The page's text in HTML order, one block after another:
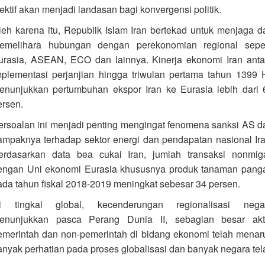
akan menjadi landasan bagi konvergensi politik.
karena itu, Republik Islam Iran bertekad untuk menjaga
hubungan dengan perekonomian regional
ASEAN, ECO dan lainnya. Kinerja ekonomi Iran
perjanjian hingga triwulan pertama tahun 1399
pertumbuhan ekspor Iran ke Eurasia lebih dari
ini menjadi penting mengingat fenomena sanksi AS
terhadap sektor energi dan pendapatan nasional
data bea cukai Iran, jumlah transaksi
Uni ekonomi Eurasia khususnya produk tanaman
tahun fiskal 2018-2019 meningkat sebesar 34 persen.
tingkal global, kecenderungan regionalisasi
pasca Perang Dunia II, sebagian besar
dan non-pemerintah di bidang ekonomi telah
perhatian pada proses globalisasi dan banyak negara